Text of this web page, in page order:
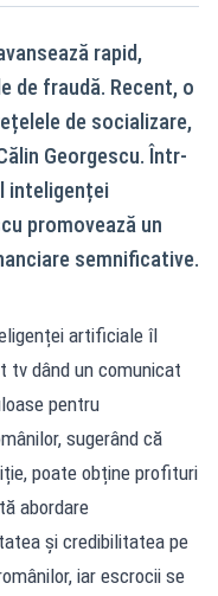
rapid,
de fraudă. Recent, o
de socializare,
Georgescu. Într-
inteligenței
promovează un
semnificative.
artificiale îl
tv dând un comunicat
pentru
sugerând că
poate obține profituri
abordare
și credibilitatea pe
iar escrocii se